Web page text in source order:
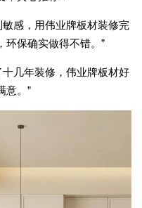
敏感，用伟业牌板材装修完
环保确实做得不错。”
十几年装修，伟业牌板材好
意。”